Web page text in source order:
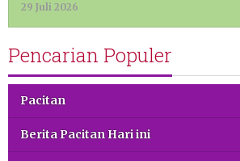
29 Juli 2026
Pencarian Populer
Pacitan
Berita Pacitan Hari ini